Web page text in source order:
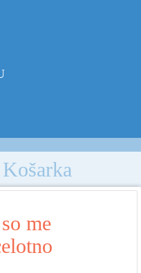
Košarka
me